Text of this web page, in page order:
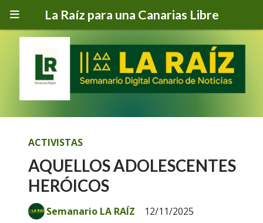
La Raíz para una Canarias Libre
AQUELLOS ADOLESCENTES
HERÓICOS
ACTIVISTAS
12/11/2025
Semanario LA RAÍZ